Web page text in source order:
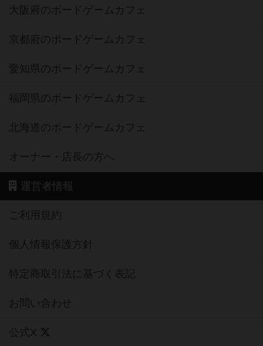
大阪府のボードゲームカフェ
京都府のボードゲームカフェ
愛知県のボードゲームカフェ
福岡県のボードゲームカフェ
北海道のボードゲームカフェ
オーナー・店長の方へ
運営者情報
ご利用規約
個人情報保護方針
特定商取引法に基づく表記
お問い合わせ
公式X